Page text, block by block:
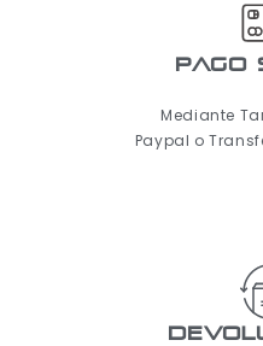
pago
Mediante
Paypal o